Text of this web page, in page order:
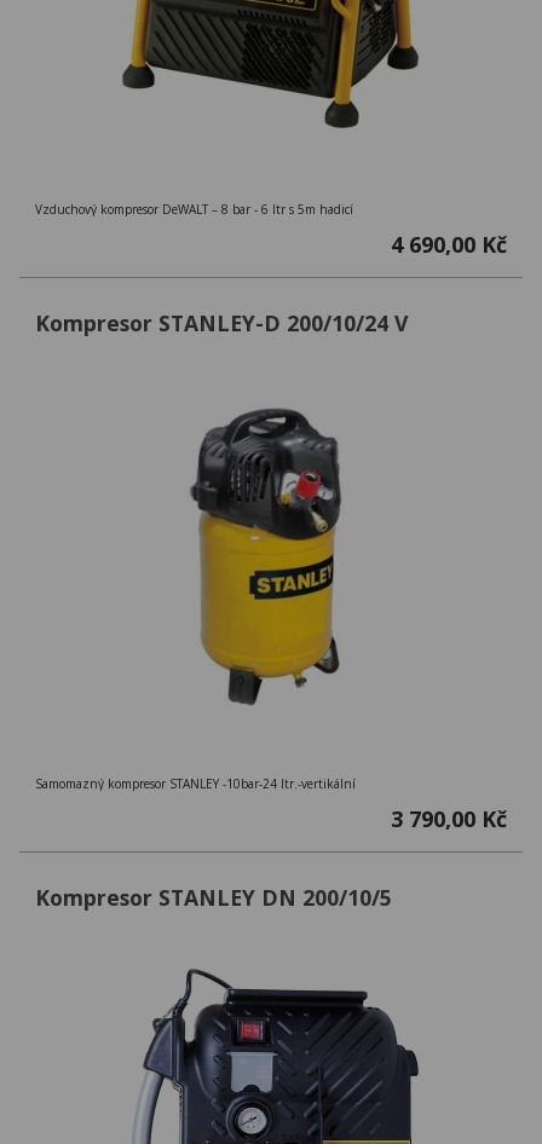
Vzduchový kompresor DeWALT – 8 bar - 6 ltr s 5m hadicí
4 690,00 Kč
Kompresor STANLEY-D 200/10/24 V
Samomazný kompresor STANLEY -10bar-24 ltr.-vertikální
3 790,00 Kč
Kompresor STANLEY DN 200/10/5